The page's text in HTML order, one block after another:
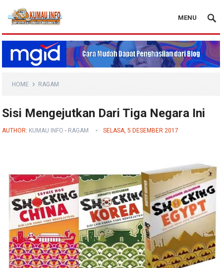
Blog Kumau Info
MENU
HOME RAGAM
Sisi Mengejutkan Dari Tiga Negara Ini
AUTHOR: KUMAU INFO - RAGAM SELASA, 5 DESEMBER 2017